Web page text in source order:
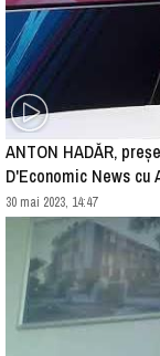
ANTON HADĂR,
D'Economic News cu
30 mai 2023, 14:47